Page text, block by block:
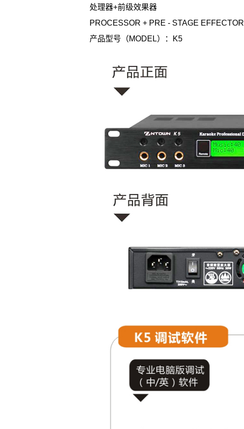
处理器+前级效果器
PROCESSOR + PRE - STAGE EFFECTOR
产品型号（MODEL）：K5